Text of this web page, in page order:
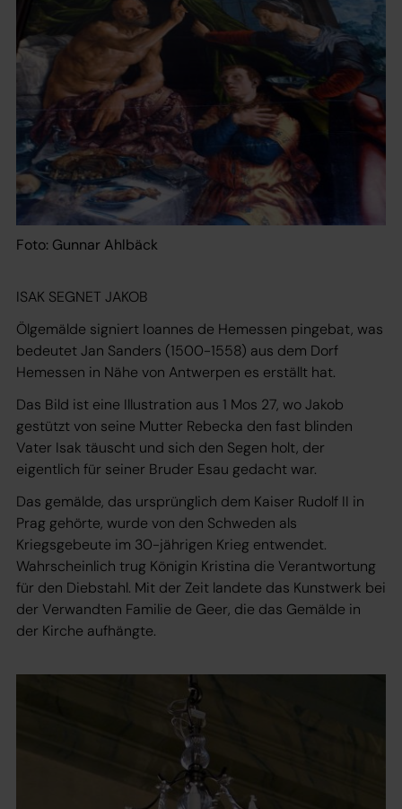
Foto: Gunnar Ahlbäck
ISAK SEGNET JAKOB
Ölgemälde signiert Ioannes de Hemessen pingebat, was
bedeutet Jan Sanders (1500-1558) aus dem Dorf
Hemessen in Nähe von Antwerpen es erställt hat.
Das Bild ist eine Illustration aus 1 Mos 27, wo Jakob
gestützt von seine Mutter Rebecka den fast blinden
Vater Isak täuscht und sich den Segen holt, der
eigentlich für seiner Bruder Esau gedacht war.
Das gemälde, das ursprünglich dem Kaiser Rudolf II in
Prag gehörte, wurde von den Schweden als
Kriegsgebeute im 30-jährigen Krieg entwendet.
Wahrscheinlich trug Königin Kristina die Verantwortung
für den Diebstahl. Mit der Zeit landete das Kunstwerk bei
der Verwandten Familie de Geer, die das Gemälde in
der Kirche aufhängte.